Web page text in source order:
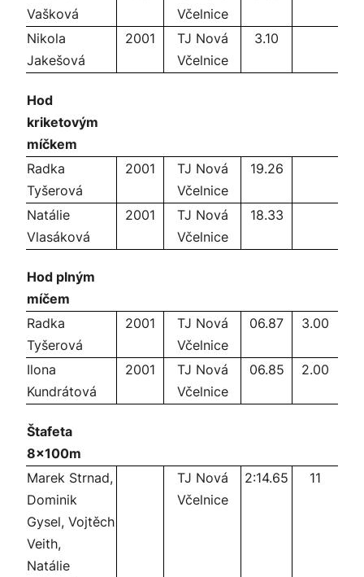
Vašková
Včelnice
Nikola
Jakešová
2001
TJ Nová
Včelnice
3.10
Hod
kriketovým
míčkem
Radka
Tyšerová
2001
TJ Nová
Včelnice
19.26
Natálie
Vlasáková
2001
TJ Nová
Včelnice
18.33
Hod plným
míčem
Radka
Tyšerová
2001
TJ Nová
Včelnice
06.87 3.00
Ilona
Kundrátová
2001
TJ Nová
Včelnice
06.85 2.00
Štafeta
8x100m
Marek Strnad,
Dominik
Gysel, Vojtěch
Veith,
Natálie
TJ Nová
Včelnice
2:14.65 11